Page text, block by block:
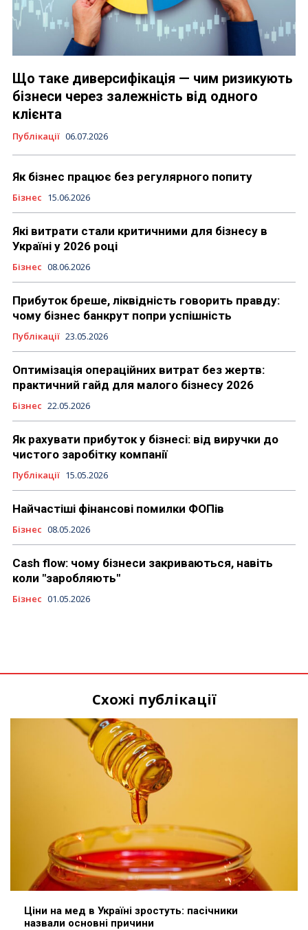
Що таке диверсифікація — чим ризикують
бізнеси через залежність від одного
клієнта
Публікації 06.07.2026
Як бізнес працює без регулярного попиту
Бізнес 15.06.2026
Які витрати стали критичними для бізнесу в
Україні у 2026 році
Бізнес 08.06.2026
Прибуток бреше, ліквідність говорить правду:
чому бізнес банкрут попри успішність
Публікації 23.05.2026
Оптимізація операційних витрат без жертв:
практичний гайд для малого бізнесу 2026
Бізнес 22.05.2026
Як рахувати прибуток у бізнесі: від виручки до
чистого заробітку компанії
Публікації 15.05.2026
Найчастіші фінансові помилки ФОПів
Бізнес 08.05.2026
Cash flow: чому бізнеси закриваються, навіть
коли "заробляють"
Бізнес 01.05.2026
Схожі публікації
Ціни на мед в Україні зростуть: пасічники
назвали основні причини